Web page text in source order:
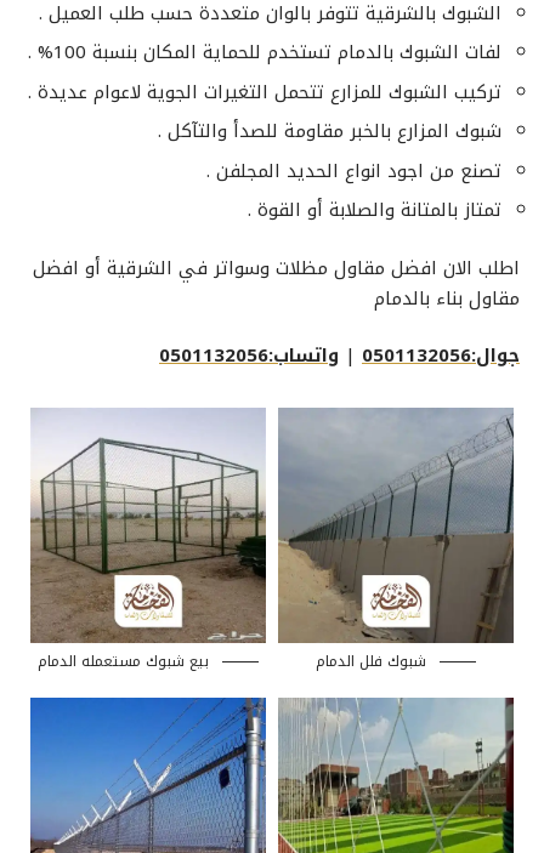
الشبوك بالشرقية تتوفر بالوان متعددة حسب طلب العميل .
لفات الشبوك بالدمام تستخدم للحماية المكان بنسبة 100% .
تركيب الشبوك للمزارع تتحمل التغيرات الجوية لاعوام عديدة .
شبوك المزارع بالخبر مقاومة للصدأ والتآكل .
تصنع من اجود انواع الحديد المجلفن .
تمتاز بالمتانة والصلابة أو القوة .
اطلب الان افضل مقاول مظلات وسواتر في الشرقية أو افضل
مقاول بناء بالدمام
جوال:0501132056
| واتساب:0501132056
شبوك فلل الدمام بيع شبوك مستعمله الدمام